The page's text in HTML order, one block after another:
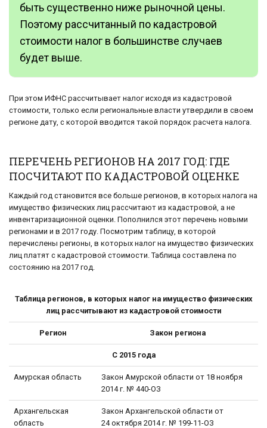
быть существенно ниже рыночной цены.
Поэтому рассчитанный по кадастровой
стоимости налог в большинстве случаев
будет выше.
При этом ИФНС рассчитывает налог исходя из кадастровой
стоимости, только если региональные власти утвердили в своем
регионе дату, с которой вводится такой порядок расчета налога.
ПЕРЕЧЕНЬ РЕГИОНОВ НА 2017 ГОД: ГДЕ
ПОСЧИТАЮТ ПО КАДАСТРОВОЙ ОЦЕНКЕ
Каждый год становится все больше регионов, в которых налога на
имущество физических лиц рассчитают из кадастровой, а не
инвентаризационной оценки. Пополнился этот перечень новыми
регионами и в 2017 году. Посмотрим таблицу, в которой
перечислены регионы, в которых налог на имущество физических
лиц платят с кадастровой стоимости. Таблица составлена по
состоянию на 2017 год.
Таблица регионов, в которых налог на имущество физических
лиц рассчитывают из кадастровой стоимости
Регион Закон региона
С 2015 года
Амурская область
Закон Амурской области от 18 ноября
2014 г. № 440-ОЗ
Архангельская
область
Закон Архангельской области от
24 октября 2014 г. № 199-11-ОЗ